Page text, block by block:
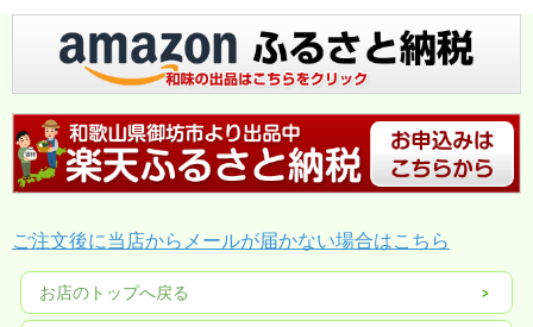
ご注文後に当店からメールが届かない場合はこちら
お店のトップへ戻る